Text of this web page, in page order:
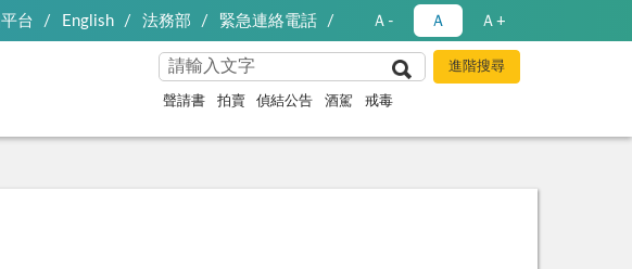
台 English 法務部 緊急連絡電話 Ａ- Ａ Ａ+
聲請書 拍賣 偵結公告 酒駕 戒毒